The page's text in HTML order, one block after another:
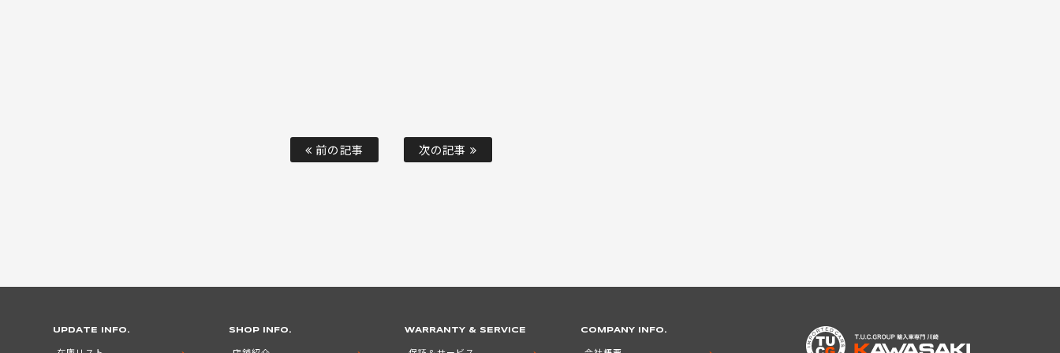
前の記事 次の記事
UPDATE INFO. SHOP INFO. WARRANTY & SERVICE COMPANY INFO.